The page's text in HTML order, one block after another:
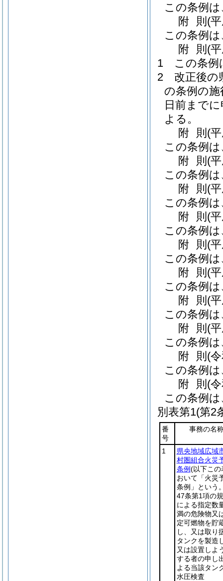
この条例
附 則 (
この条例
附 則 (
1
この条例
2
改正後の
の条例の
日前まで
よる。
附 則 (
この条例
附 則 (
この条例
附 則 (
この条例
附 則 (
この条例
附 則 (
この条例
附 則 (
この条例
附 則 (
この条例
附 則 (
この条例
附 則 (
この条例
附 則 (
この条例
別表第1(第2
番
号
事務の名
1
県央地域広域
村圏組合火災
条例(以下この
おいて「火災
条例」という
47条第1項の
による指定数
満の危険物又
定可燃物を貯
し、又は取り
タンクを製造
又は設置しよ
する者の申し
よる当該タン
水圧検査